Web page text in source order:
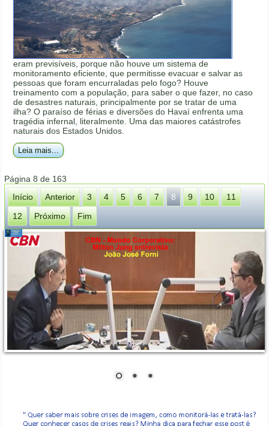
eram previsíveis, porque não houve um sistema de
monitoramento eficiente, que permitisse evacuar e salvar as
pessoas que foram encurraladas pelo fogo? Houve
treinamento com a população, para saber o que fazer, no caso
de desastres naturais, principalmente por se tratar de uma
ilha? O paraíso de férias e diversões do Havaí enfrenta uma
tragédia infernal, literalmente. Uma das maiores catástrofes
naturais dos Estados Unidos.
Leia mais...
Página 8 de 163
Início
Anterior 3 4 5 6 7 8 9 10
11
12
Próximo Fim